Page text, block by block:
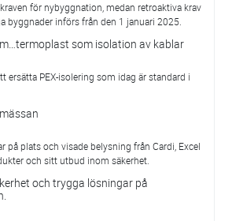
för nybyggnation, medan retroaktiva krav
byggnader införs från den 1 januari 2025.
som isolation av kablar
ersätta PEX-isolering som idag är standard i
på plats och visade belysning från Cardi, Excel
och sitt utbud inom säkerhet.
och trygga lösningar på